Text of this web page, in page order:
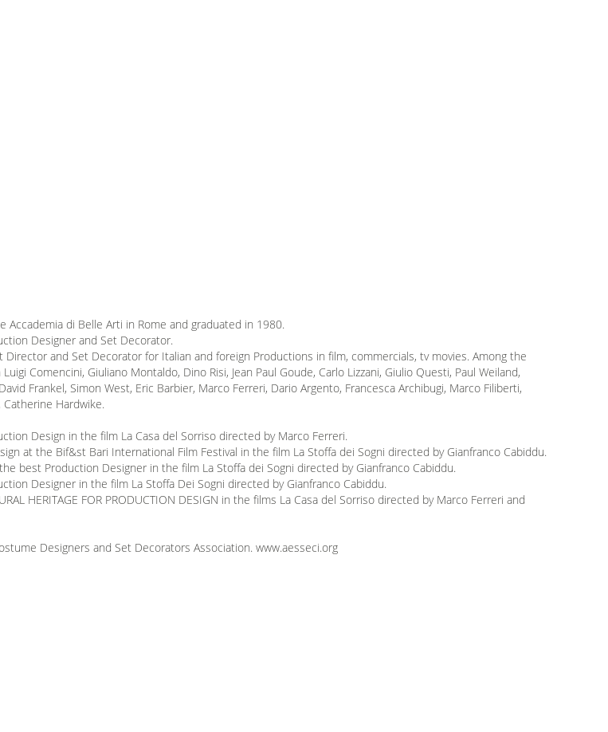
di Belle Arti in Rome and graduated in 1980.
Designer and Set Decorator.
and Set Decorator for Italian and foreign Productions in film, commercials, tv movies. Among the
Comencini, Giuliano Montaldo, Dino Risi, Jean Paul Goude, Carlo Lizzani, Giulio Questi, Paul Weiland,
Frankel, Simon West, Eric Barbier, Marco Ferreri, Dario Argento, Francesca Archibugi, Marco Filiberti,
Catherine Hardwike.
Design in the film La Casa del Sorriso directed by Marco Ferreri.
at the Bif&st Bari International Film Festival in the film La Stoffa dei Sogni directed by Gianfranco Cabiddu.
best Production Designer in the film La Stoffa dei Sogni directed by Gianfranco Cabiddu.
Designer in the film La Stoffa Dei Sogni directed by Gianfranco Cabiddu.
HERITAGE FOR PRODUCTION DESIGN in the films La Casa del Sorriso directed by Marco Ferreri and
Designers and Set Decorators Association. www.aesseci.org